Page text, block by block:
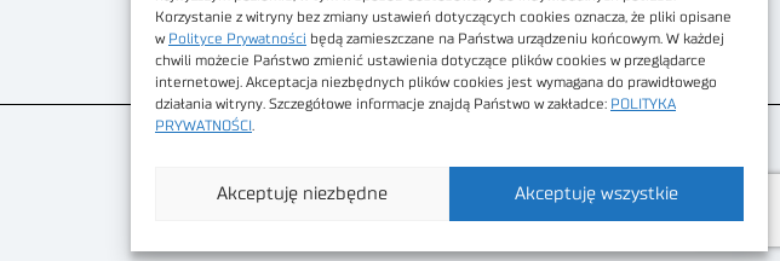
Korzystanie z witryny bez zmiany ustawień dotyczących cookies oznacza, że pliki opisane
w Polityce Prywatności będą zamieszczane na Państwa urządzeniu końcowym. W każdej
chwili możecie Państwo zmienić ustawienia dotyczące plików cookies w przeglądarce
internetowej. Akceptacja niezbędnych plików cookies jest wymagana do prawidłowego
działania witryny. Szczegółowe informacje znajdą Państwo w zakładce: POLITYKA
PRYWATNOŚCI
Akceptuję wszystkie
Akceptuję niezbędne
Regulamin Portalu
Regulamin sklepu